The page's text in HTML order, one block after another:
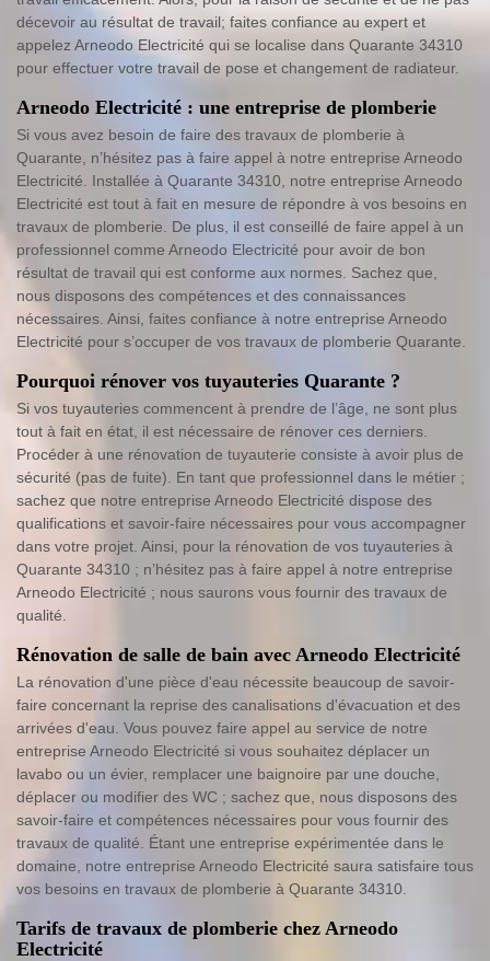
décevoir au résultat de travail; faites confiance au expert et
appelez Arneodo Electricité qui se localise dans Quarante 34310
pour effectuer votre travail de pose et changement de radiateur.
Arneodo Electricité : une entreprise de plomberie
Si vous avez besoin de faire des travaux de plomberie à
Quarante, n’hésitez pas à faire appel à notre entreprise Arneodo
Electricité. Installée à Quarante 34310, notre entreprise Arneodo
Electricité est tout à fait en mesure de répondre à vos besoins en
travaux de plomberie. De plus, il est conseillé de faire appel à un
professionnel comme Arneodo Electricité pour avoir de bon
résultat de travail qui est conforme aux normes. Sachez que,
nous disposons des compétences et des connaissances
nécessaires. Ainsi, faites confiance à notre entreprise Arneodo
Electricité pour s’occuper de vos travaux de plomberie Quarante.
Pourquoi rénover vos tuyauteries Quarante ?
Si vos tuyauteries commencent à prendre de l’âge, ne sont plus
tout à fait en état, il est nécessaire de rénover ces derniers.
Procéder à une rénovation de tuyauterie consiste à avoir plus de
sécurité (pas de fuite). En tant que professionnel dans le métier ;
sachez que notre entreprise Arneodo Electricité dispose des
qualifications et savoir-faire nécessaires pour vous accompagner
dans votre projet. Ainsi, pour la rénovation de vos tuyauteries à
Quarante 34310 ; n’hésitez pas à faire appel à notre entreprise
Arneodo Electricité ; nous saurons vous fournir des travaux de
qualité.
Rénovation de salle de bain avec Arneodo Electricité
La rénovation d'une pièce d'eau nécessite beaucoup de savoir-
faire concernant la reprise des canalisations d'évacuation et des
arrivées d'eau. Vous pouvez faire appel au service de notre
entreprise Arneodo Electricité si vous souhaitez déplacer un
lavabo ou un évier, remplacer une baignoire par une douche,
déplacer ou modifier des WC ; sachez que, nous disposons des
savoir-faire et compétences nécessaires pour vous fournir des
travaux de qualité. Étant une entreprise expérimentée dans le
domaine, notre entreprise Arneodo Electricité saura satisfaire tous
vos besoins en travaux de plomberie à Quarante 34310.
Tarifs de travaux de plomberie chez Arneodo
Electricité